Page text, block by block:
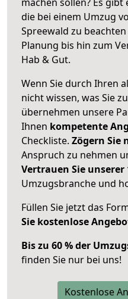
die bei einem Umzug
Spreewald zu
Planung bis hin zum
Hab & Gut.
Wenn Sie durch Ihren
nicht wissen, was Sie
übernehmen unsere
Ihnen kompetente
Checkliste. Zögern Sie
Anspruch zu nehmen
Vertrauen Sie unserer
Umzugsbranche und
Füllen Sie jetzt das
Sie kostenlose
Bis zu 60 % der
finden Sie nur bei uns!
Kostenlose